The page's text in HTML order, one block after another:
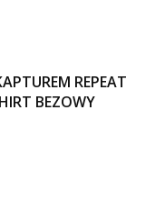
REPEAT
BEZOWY